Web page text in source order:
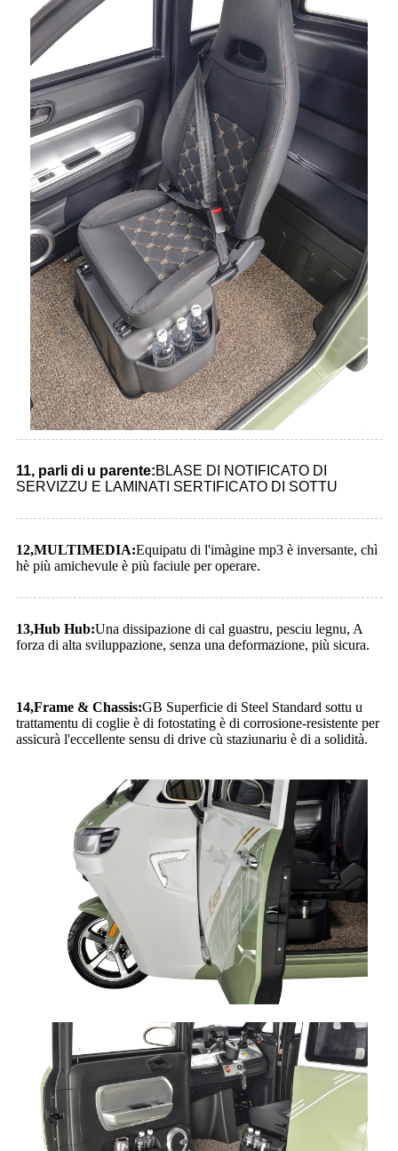
11, parli di u parente:BLASE DI NOTIFICATO DI
SERVIZZU E LAMINATI SERTIFICATO DI SOTTU
12,MULTIMEDIA:Equipatu di l'imàgine mp3 è inversante, chì
hè più amichevule è più faciule per operare.
13,Hub Hub:Una dissipazione di cal guastru, pesciu legnu, A
forza di alta sviluppazione, senza una deformazione, più sicura.
14,Frame & Chassis:GB Superficie di Steel Standard sottu u
trattamentu di coglie è di fotostating è di corrosione-resistente per
assicurà l'eccellente sensu di drive cù staziunariu è di a solidità.